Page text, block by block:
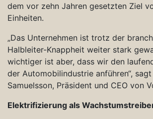
dem vor zehn Jahren gesetzten Ziel
Einheiten.
„Das Unternehmen ist trotz der
Halbleiter-Knappheit weiter stark
wichtiger ist aber, dass wir den
der Automobilindustrie anführen“,
Samuelsson, Präsident und CEO von
Elektrifizierung als